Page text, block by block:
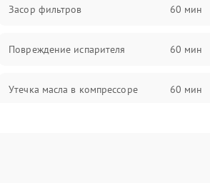
Засор фильтров 60 мин
Повреждение испарителя 60 мин
Утечка масла в компрессоре 60 мин